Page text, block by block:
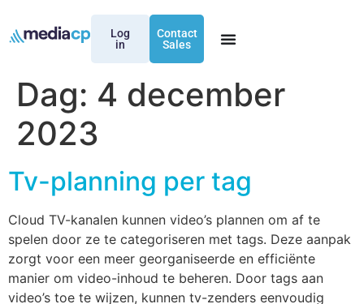
Log
in
Contact
Sales
Dag: 4 december
2023
Tv-planning per tag
Cloud TV-kanalen kunnen video’s plannen om af te
spelen door ze te categoriseren met tags. Deze aanpak
zorgt voor een meer georganiseerde en efficiënte
manier om video-inhoud te beheren. Door tags aan
video’s toe te wijzen, kunnen tv-zenders eenvoudig